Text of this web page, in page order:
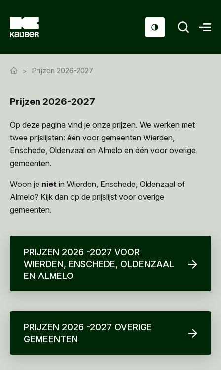
Sociaal domein
Over ons
Nieuws & Agenda
Contact
Prijzen 2026-2027
Prijzen 2026-2027
Op deze pagina vind je onze prijzen. We werken met
twee prijslijsten: één voor gemeenten Wierden,
Enschede, Oldenzaal en Almelo en één voor overige
gemeenten.
Woon je niet in Wierden, Enschede, Oldenzaal of
Almelo? Kijk dan op de prijslijst voor overige
gemeenten.
PRIJZEN 2026 -2027 VOOR
WIERDEN, ENSCHEDE, OLDENZAAL
EN ALMELO
PRIJZEN 2026 -2027 OVERIGE
GEMEENTEN